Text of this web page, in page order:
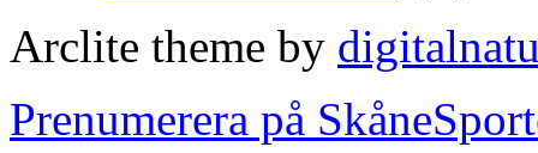
Arclite theme by
Prenumerera på